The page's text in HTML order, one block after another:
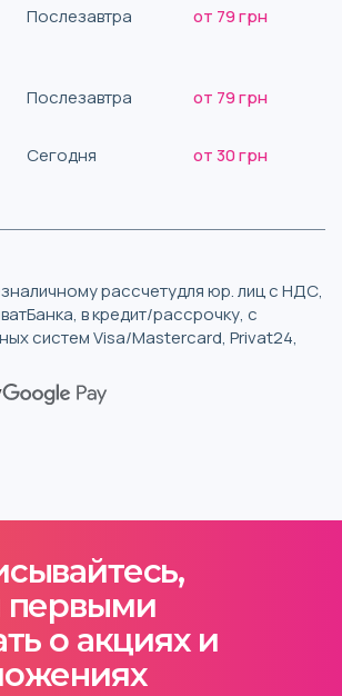
Послезавтра от 79 грн
Послезавтра от 79 грн
Сегодня от 30 грн
рассчетудля юр. лиц с НДС,
в кредит/рассрочку, с
систем Visa/Mastercard, Privat24,
первыми
о акциях и